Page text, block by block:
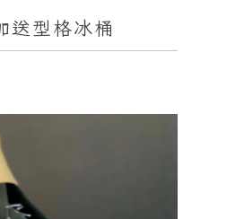
送型格冰桶CHECKOUT